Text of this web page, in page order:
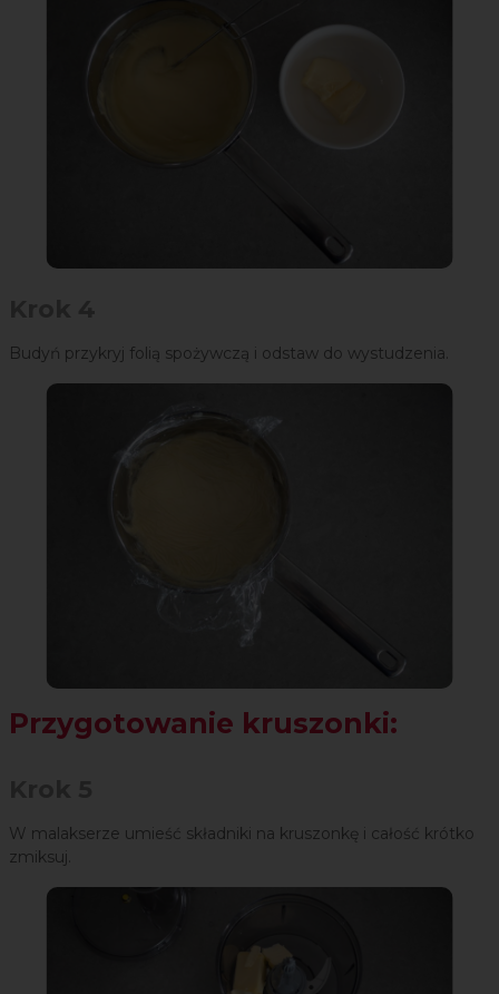
Budyń przykryj folią spożywczą i odstaw do wystudzenia.
Przygotowanie kruszonki:
W malakserze umieść składniki na kruszonkę i całość krótko
zmiksuj.